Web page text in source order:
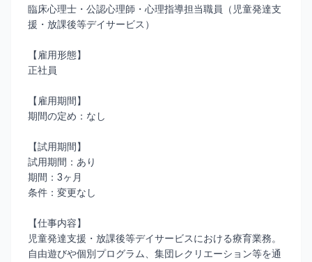
臨床心理士・公認心理師・心理指導担当職員（児童発達支
援・放課後等デイサービス）
【雇用形態】
正社員
【雇用期間】
期間の定め：なし
【試用期間】
試用期間：あり
期間：3ヶ月
条件：変更なし
【仕事内容】
児童発達支援・放課後等デイサービスにおける療育業務。
自由遊びや個別プログラム、集団レクリエーション等を通